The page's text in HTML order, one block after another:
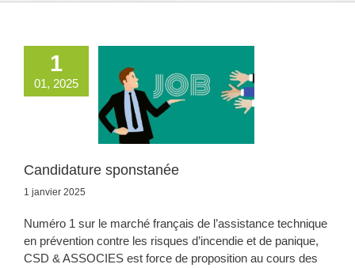
1
01, 2025
Candidature sponstanée
1 janvier 2025
Numéro 1 sur le marché français de l’assistance technique
en prévention contre les risques d’incendie et de panique,
CSD & ASSOCIES est force de proposition au cours des